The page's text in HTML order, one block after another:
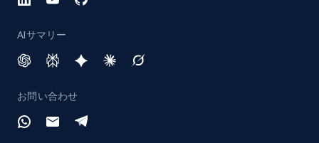
keyword
URL, Title, Rating, Reviews, Initial price, Final
AIサマリー
お問い合わせ